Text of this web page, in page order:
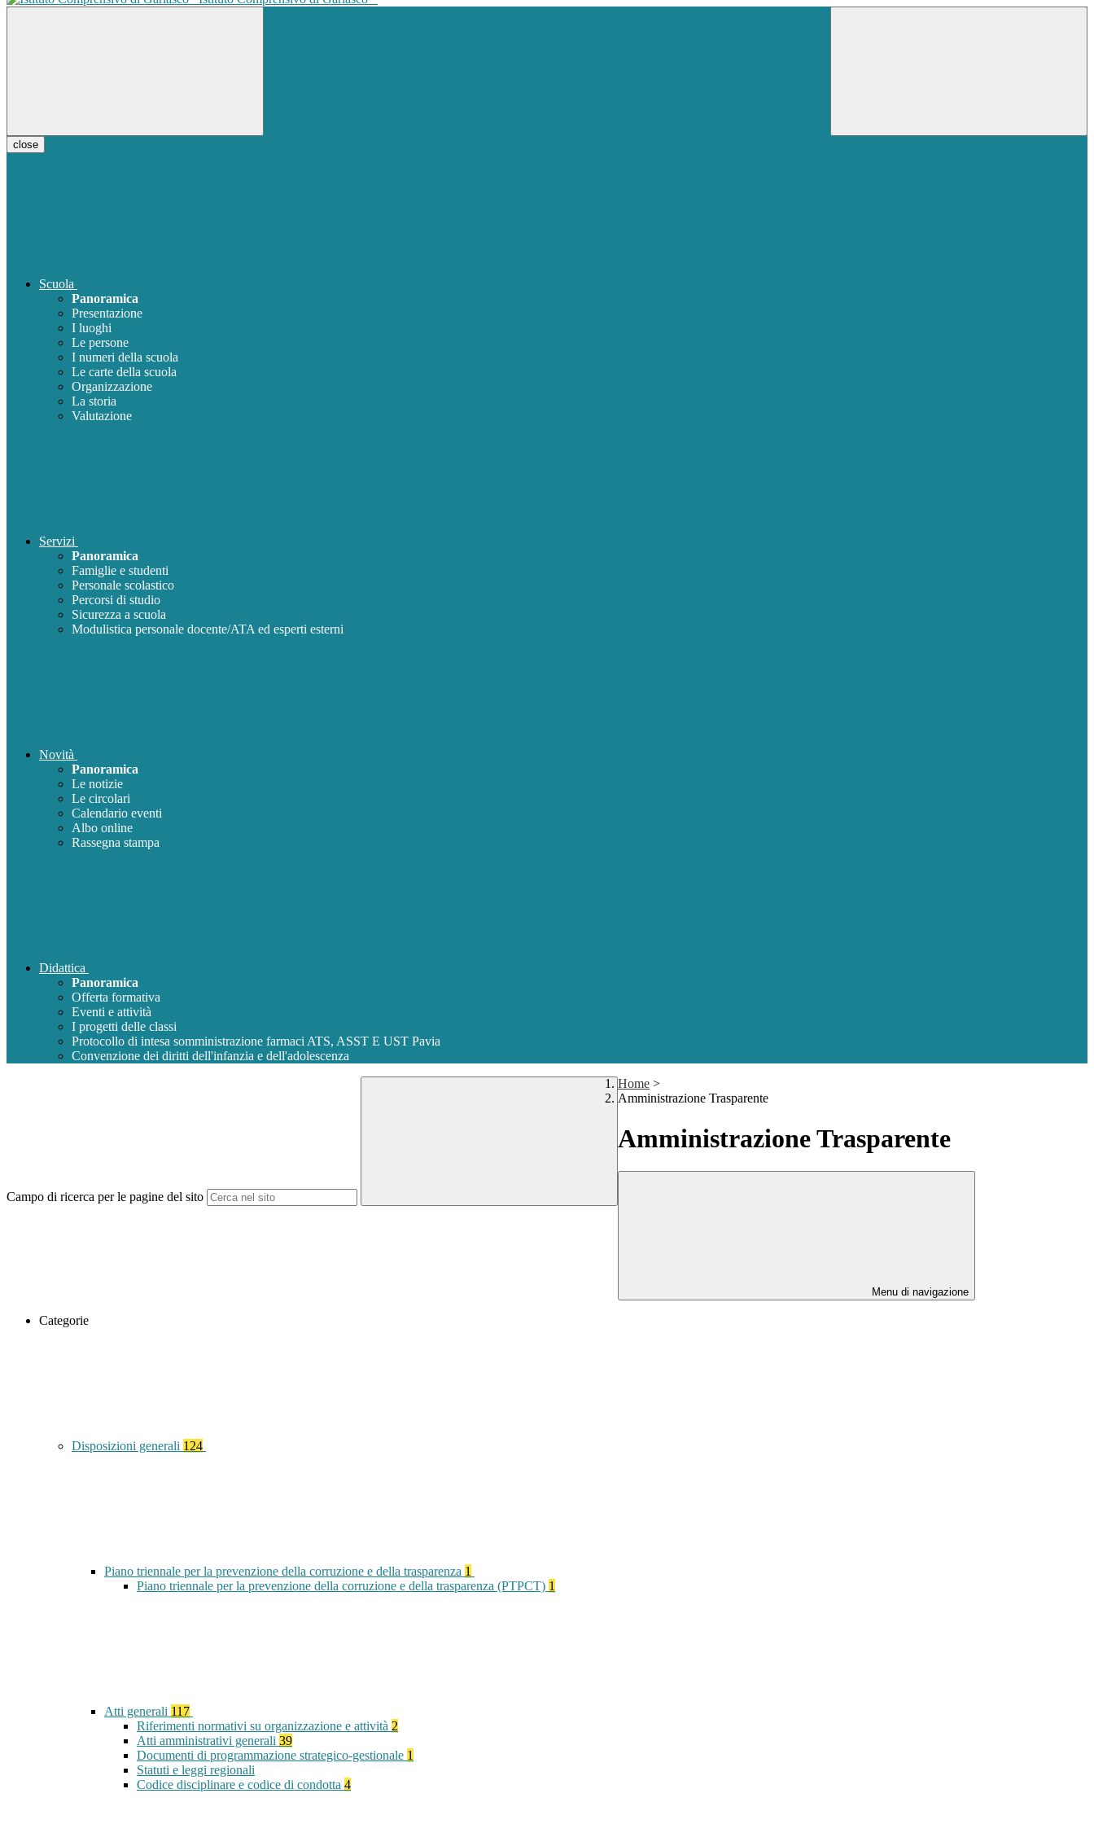
close
Scuola
Panoramica
Presentazione
I luoghi
Le persone
I numeri della scuola
Le carte della scuola
Organizzazione
La storia
Valutazione
Servizi
Panoramica
Famiglie e studenti
Personale scolastico
Percorsi di studio
Sicurezza a scuola
Modulistica personale docente/ATA ed esperti esterni
Novità
Panoramica
Le notizie
Le circolari
Calendario eventi
Albo online
Rassegna stampa
Didattica
Panoramica
Offerta formativa
Eventi e attività
I progetti delle classi
Protocollo di intesa somministrazione farmaci ATS, ASST E UST Pavia
Convenzione dei diritti dell'infanzia e dell'adolescenza
Campo di ricerca per le pagine del sito
Home >
Amministrazione Trasparente
Amministrazione Trasparente
Menu di navigazione
Categorie
Disposizioni generali 124
Piano triennale per la prevenzione della corruzione e della trasparenza 1
Piano triennale per la prevenzione della corruzione e della trasparenza (PTPCT) 1
Atti generali 117
Riferimenti normativi su organizzazione e attività 2
Atti amministrativi generali 39
Documenti di programmazione strategico-gestionale 1
Statuti e leggi regionali
Codice disciplinare e codice di condotta 4